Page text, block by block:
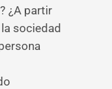
¿A partir
sociedad